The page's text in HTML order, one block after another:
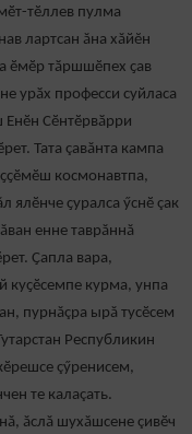
тӗллев пулма
лартсан ăна хăйĕн
ӗмӗр тӑршшӗпех ҫав
урӑх професси суйласа
Енӗн Сӗнтӗрвӑрри
Тата çавăнта кампа
космонавтпа,
ҫуралса ӳснӗ çак
енне таврăннă
Ҫапла вара,
куҫӗсемпе курма, унпа
пурнăçра ырă тусӗсем
Республикин
çӳренисем,
те калаçать.
ăслă шухăшсене çивӗч